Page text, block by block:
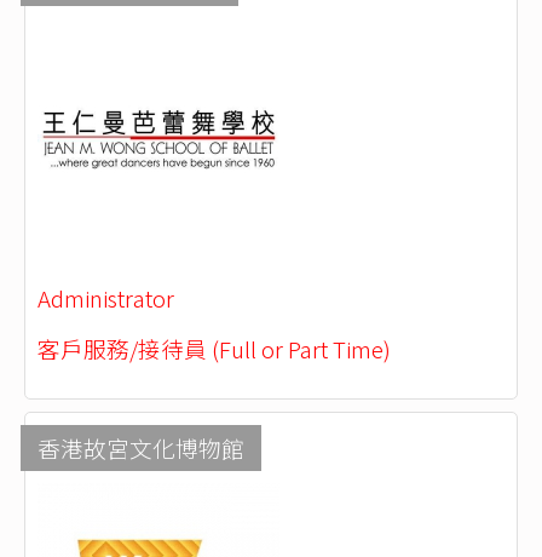
Administrator
客戶服務/接待員 (Full or Part Time)
香港故宮文化博物館